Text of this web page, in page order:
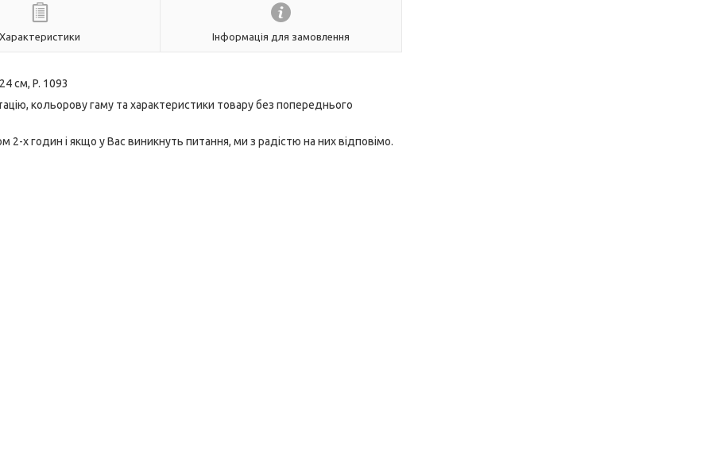
Характеристики Інформація для замовлення
см, P. 1093
кольорову гаму та характеристики товару без попереднього
х годин і якщо у Вас виникнуть питання, ми з радістю на них відповімо.